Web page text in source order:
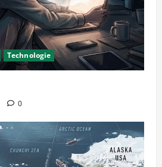
Technologie
0